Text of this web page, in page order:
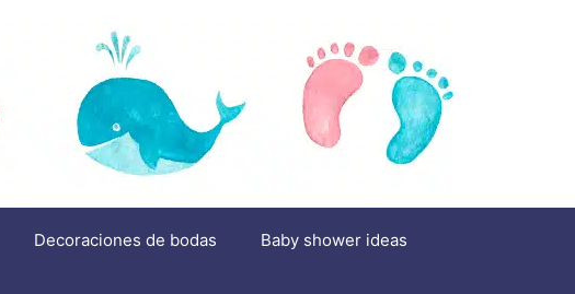
Decoraciones de bodas Baby shower ideas